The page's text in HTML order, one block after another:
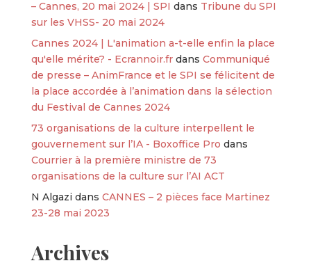
– Cannes, 20 mai 2024 | SPI dans Tribune du SPI
sur les VHSS- 20 mai 2024
Cannes 2024 | L'animation a-t-elle enfin la place
qu'elle mérite? - Ecrannoir.frdans Communiqué
de presse – AnimFrance et le SPI se félicitent de
la place accordée à l’animation dans la sélection
du Festival de Cannes 2024
73 organisations de la culture interpellent le
gouvernement sur l’IA - Boxoffice Pro dans
Courrier à la première ministre de 73
organisations de la culture sur l’AI ACT
N Algazi dans CANNES – 2 pièces face Martinez
23-28 mai 2023
Archives